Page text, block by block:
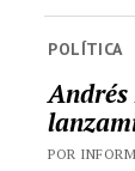
POLÍTICA
POR